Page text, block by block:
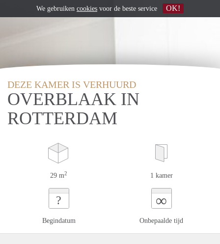
DEZE KAMER IS VERHUURD
OVERBLAAK IN
ROTTERDAM
29 m2 1 kamer
?
Begindatum
∞
Onbepaalde tijd
We gebruiken cookies voor de beste service OK!